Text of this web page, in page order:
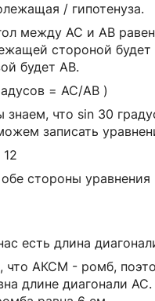
/ гипотенуза.
между АС и АВ
стороной будет
будет АВ.
= АС/АВ )
знаем, что sin 30
записать
стороны уравнения
есть длина
что АКСM - ромб,
длине диагонали АС.